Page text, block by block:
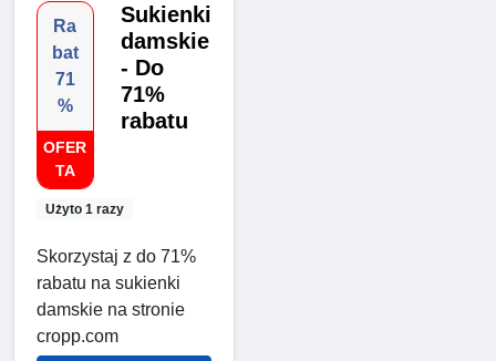
Ra
bat
71
%
OFER
TA
Użyto 1 razy
Sukienki
damskie
- Do
71%
rabatu
Skorzystaj z do 71%
rabatu na sukienki
damskie na stronie
cropp.com